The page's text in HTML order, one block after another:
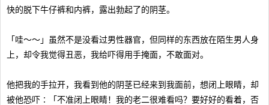
快的脱下牛仔裤和内裤，露出勃起了的阴茎。
「哇～～」虽然不是没看过男性器官，但同样的东西放在陌生男人身
上，却令我觉得丑恶，我给吓得用手掩面，不敢面对。
他把我的手拉开，我看到他的阴茎已经来到我面前，想闭上眼睛，却
被他恐吓∶「不准闭上眼睛！我的老二很难看吗？要好好的看着，否